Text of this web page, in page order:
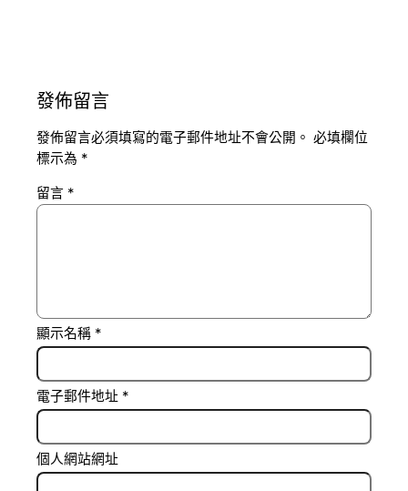
發佈留言
發佈留言必須填寫的電子郵件地址不會公開。 必填欄位
標示為 *
留言 *
顯示名稱 *
電子郵件地址 *
個人網站網址